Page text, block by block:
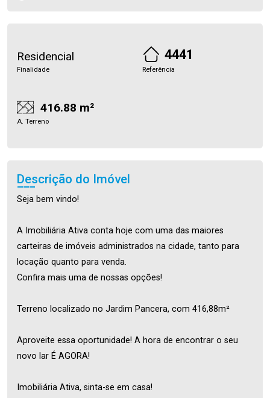
Residencial
Finalidade
4441
Referência
416.88 m²
A. Terreno
Descrição do Imóvel
Seja bem vindo!
A Imobiliária Ativa conta hoje com uma das maiores
carteiras de imóveis administrados na cidade, tanto para
locação quanto para venda.
Confira mais uma de nossas opções!
Terreno localizado no Jardim Pancera, com 416,88m²
Aproveite essa oportunidade! A hora de encontrar o seu
novo lar É AGORA!
Imobiliária Ativa, sinta-se em casa!